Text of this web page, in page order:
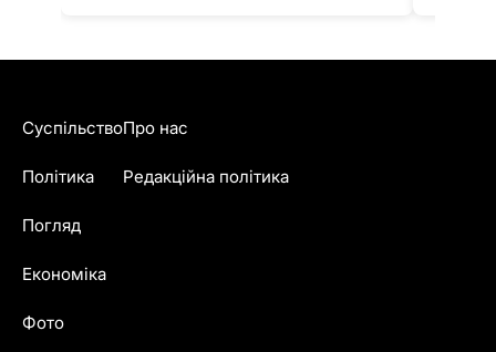
Суспільство
Політика
Погляд
Економіка
Фото
Про нас
Редакційна політика